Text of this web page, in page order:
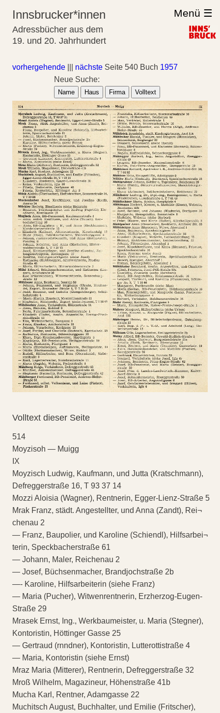
Innsbrucker*innen
Adressbücher aus dem
19. und 20. Jahrhundert
Menü ☰
vorhergehende nächste Seite 540 Buch 1957
Neue Suche:
Name Haus Firma Volltext
Volltext dieser Seite
514
Moyzisoh — Muigg
IX
Moyzisch Ludwig, Kaufmann, und Jutta (Kratschmann),
Defreggerstraße 16, T 93 37 14
Mozzi Aloisia (Wagner), Rentnerin, Egger-Lienz-Straße 5
Mrak Franz, städt. Angestellter, und Anna (Zandt), Rei¬
chenau 2
— Franz, Baupolier, und Karoline (Schiendl), Hilfsarbei¬
terin, Speckbacherstraße 61
— Johann, Maler, Reichenau 2
— Josef, Büchsenmacher, Brandjochstraße 2b
—- Karoline, Hilfsarbeiterin (siehe Franz)
— Maria (Pucher), Witwenrentnerin, Erzherzog-Eugen-
Straße 29
Mrasek Ernst, Ing., Werkbaumeister, u. Maria (Stegner),
Kontoristin, Höttinger Gasse 25
— Gertraud (rnndner), Kontoristin, Lutterottistraße 4
— Maria, Kontoristin (siehe Ernst)
Mraz Maria (Mitterer), Rentnerin, Defreggerstraße 32
Mroß Wilhelm, Magazineur, Höhenstraße 41b
Mucha Karl, Rentner, Adamgasse 22
Muchitsch August, Buchhalter, und Emilie (Fritscher),